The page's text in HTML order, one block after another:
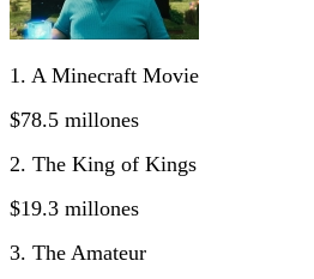
1. A Minecraft Movie
$78.5 millones
2. The King of Kings
$19.3 millones
3. The Amateur